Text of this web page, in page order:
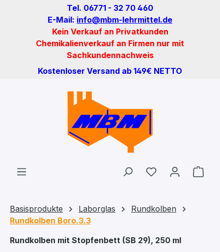
Zum Hauptinhalt springenTel. 06771 - 32 70 460
E-Mail: info@mbm-lehrmittel.de
Kein Verkauf an Privatkunden
Chemikalienverkauf an Firmen nur mit
Sachkundennachweis
Kostenloser Versand ab 149€ NETTO
Du hast 0
Basisprodukte Laborglas
Rundkolben
Rundkolben Boro.3.3
Rundkolben mit Stopfenbett (SB 29), 250 ml